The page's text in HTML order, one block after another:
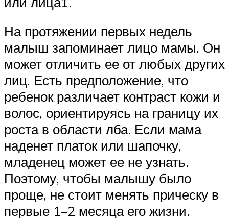
На протяжении первых недель
малыш запоминает лицо мамы. Он
может отличить ее от любых других
лиц. Есть предположение, что
ребенок различает контраст кожи и
волос, ориентируясь на границу их
роста в области лба. Если мама
наденет платок или шапочку,
младенец может ее не узнать.
Поэтому, чтобы малышу было
проще, не стоит менять прическу в
первые 1–2 месяца его жизни.